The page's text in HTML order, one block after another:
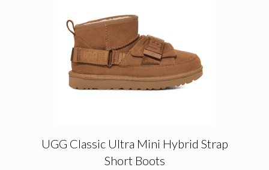
UGG Classic Ultra Mini Hybrid Strap
Short Boots